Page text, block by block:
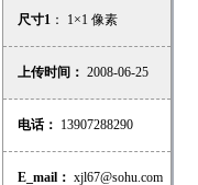
尺寸1 ： 1×1 像素
上传时间： 2008-06-25
电话： 13907288290
E_mail： xjl67@sohu.com